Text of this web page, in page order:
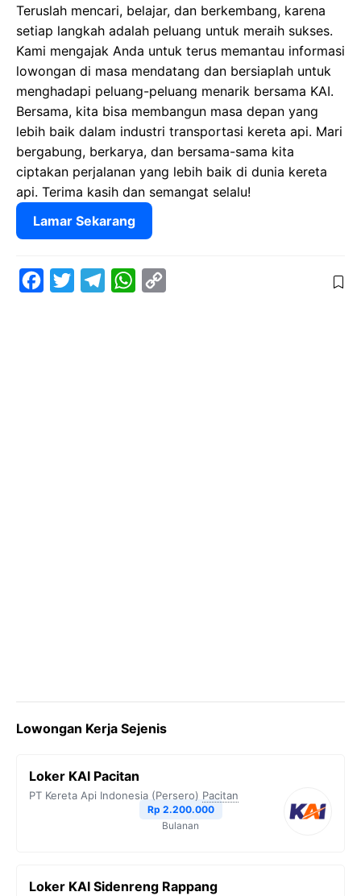
Teruslah mencari, belajar, dan berkembang, karena
setiap langkah adalah peluang untuk meraih sukses.
Kami mengajak Anda untuk terus memantau informasi
lowongan di masa mendatang dan bersiaplah untuk
menghadapi peluang-peluang menarik bersama KAI.
Bersama, kita bisa membangun masa depan yang
lebih baik dalam industri transportasi kereta api. Mari
bergabung, berkarya, dan bersama-sama kita
ciptakan perjalanan yang lebih baik di dunia kereta
api. Terima kasih dan semangat selalu!
Lamar Sekarang
W
Lowongan Kerja Sejenis
Loker KAI Pacitan
PT Kereta Api Indonesia (Persero) Pacitan
Rp 2.200.000
Bulanan
Loker KAI Sidenreng Rappang